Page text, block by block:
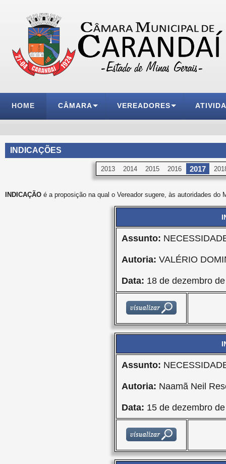
HOME CÂMARA VEREADORES
INDICAÇÕES
2013 2014 2015 2016 2017
INDICAÇÃO é a proposição na qual o Vereador sugere, às autoridades do
Assunto:
Autoria: VALÉRIO
Data: 18 de dezembro
Assunto:
Autoria: Naamã Neil
Data: 15 de dezembro